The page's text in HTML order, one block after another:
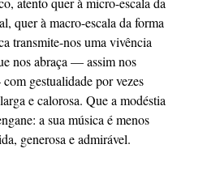
quer à macro-escala da forma
transmite-nos uma vivência
nos abraça — assim nos
gestualidade por vezes
e calorosa. Que a modéstia
a sua música é menos
generosa e admirável.